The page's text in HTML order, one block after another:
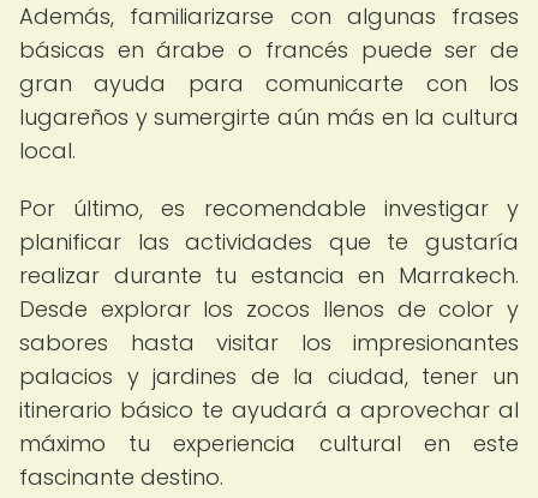
Además, familiarizarse con algunas frases
básicas en árabe o francés puede ser de
gran ayuda para comunicarte con los
lugareños y sumergirte aún más en la cultura
local.
Por último, es recomendable investigar y
planificar las actividades que te gustaría
realizar durante tu estancia en Marrakech.
Desde explorar los zocos llenos de color y
sabores hasta visitar los impresionantes
palacios y jardines de la ciudad, tener un
itinerario básico te ayudará a aprovechar al
máximo tu experiencia cultural en este
fascinante destino.